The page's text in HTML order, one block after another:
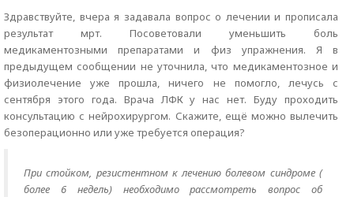
Здравствуйте, вчера я задавала вопрос о лечении и прописала
результат мрт. Посоветовали уменьшить боль
медикаментозными препаратами и физ упражнения. Я в
предыдущем сообщении не уточнила, что медикаментозное и
физиолечение уже прошла, ничего не помогло, лечусь с
сентября этого года. Врача ЛФК у нас нет. Буду проходить
консультацию с нейрохирургом. Скажите, ещё можно вылечить
безоперационно или уже требуется операция?
При стойком, резистентном к лечению болевом синдроме (
более 6 недель) необходимо рассмотреть вопрос об